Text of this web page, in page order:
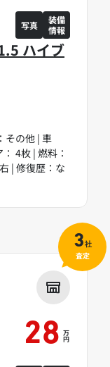
ハイブ
その他 | 車
4枚 | 燃料：
| 修復歴：な
写真
装備
情報
28 万
円
3社
査定